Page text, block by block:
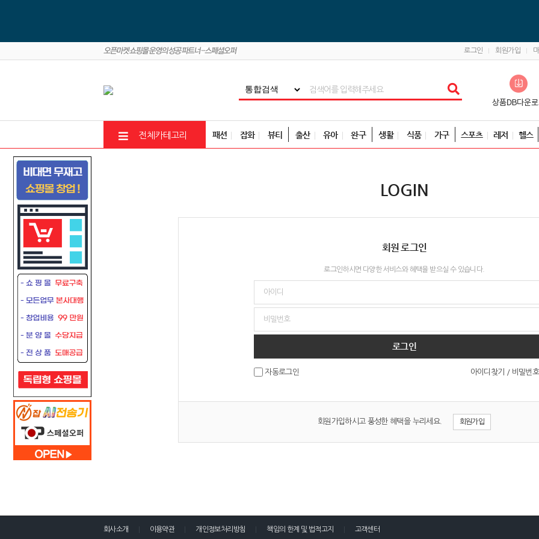
로그인 회원가입
전체카테고리 패션 잡화 뷰티 출산 유아 완구 생활 식품 가구 스포츠 레저 헬스
LOGIN
회원 로그인
로그인하시면 다양한 서비스와 혜택을 받으실 수 있습니다.
로그인
자동로그인 아이디찾기 / 비밀번
회원가입하시고 풍성한 혜택을 누리세요. 회원가입
회사소개 이용약관 개인정보처리방침 책임의 한계 및 법적고지 고객센터